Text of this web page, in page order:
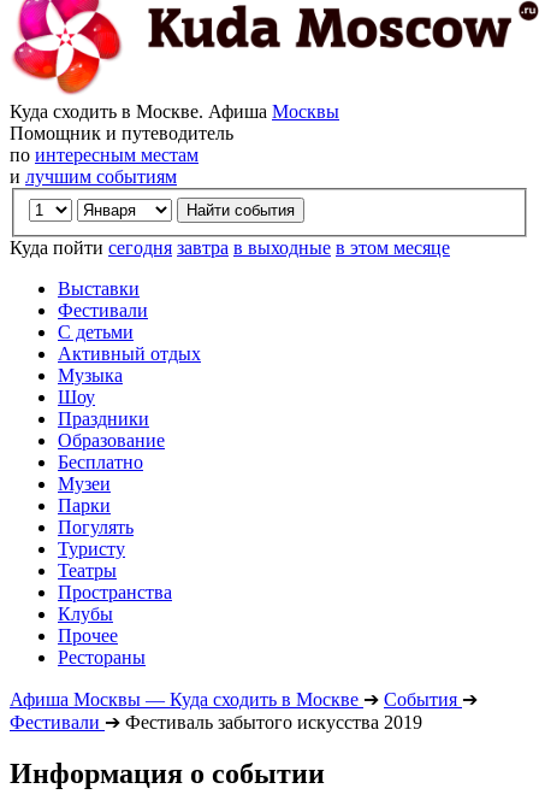
Куда сходить в Москве. Афиша Москвы
Помощник и путеводитель
по интересным местам
и лучшим событиям
Куда пойти сегодня завтра в выходные в этом месяце
Выставки
Фестивали
С детьми
Активный отдых
Музыка
Шоу
Праздники
Образование
Бесплатно
Музеи
Парки
Погулять
Туристу
Театры
Пространства
Клубы
Прочее
Рестораны
Афиша Москвы — Куда сходить в Москве ➔ События ➔
Фестивали ➔ Фестиваль забытого искусства 2019
Информация о событии